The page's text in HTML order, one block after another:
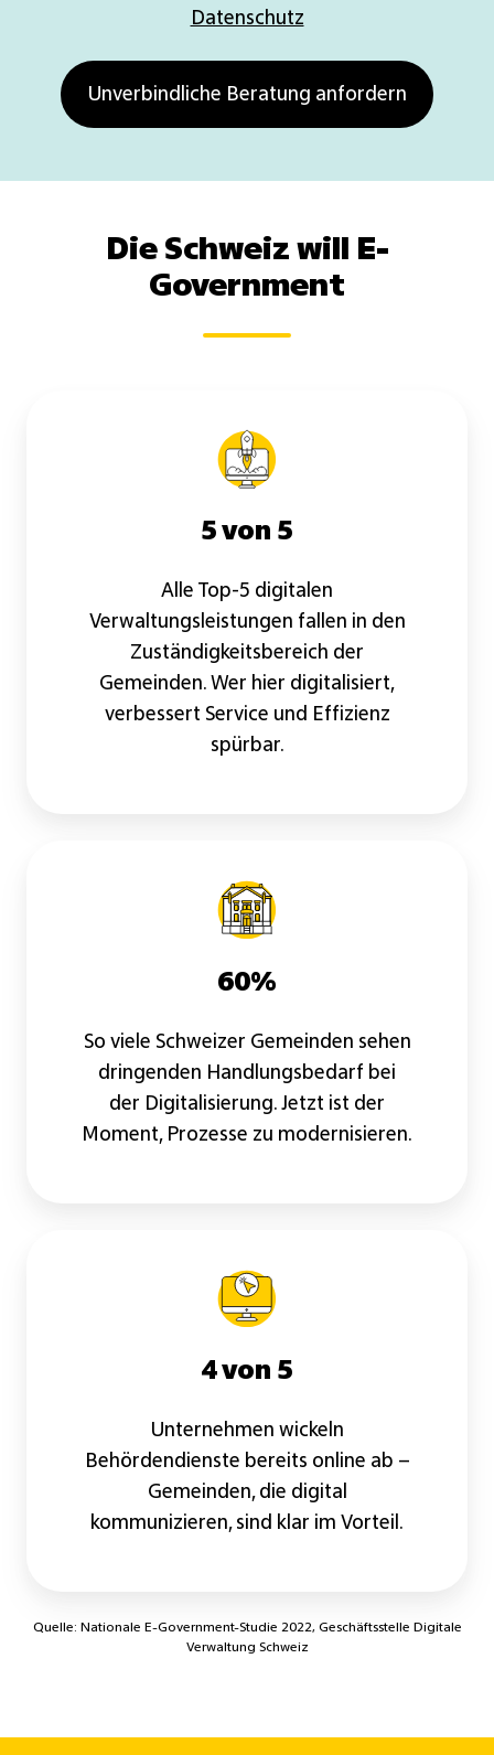
Datenschutz
Die Schweiz will E-
Government
5 von 5
Alle Top-5 digitalen
Verwaltungsleistungen fallen in den
Zuständigkeitsbereich der
Gemeinden. Wer hier digitalisiert,
verbessert Service und Effizienz
spürbar.
60%
So viele Schweizer Gemeinden sehen
dringenden Handlungsbedarf bei
der Digitalisierung. Jetzt ist der
Moment, Prozesse zu modernisieren.
4 von 5
Unternehmen wickeln
Behördendienste bereits online ab –
Gemeinden, die digital
kommunizieren, sind klar im Vorteil.
Quelle: Nationale E-Government-Studie 2022, Geschäftsstelle Digitale
Verwaltung Schweiz